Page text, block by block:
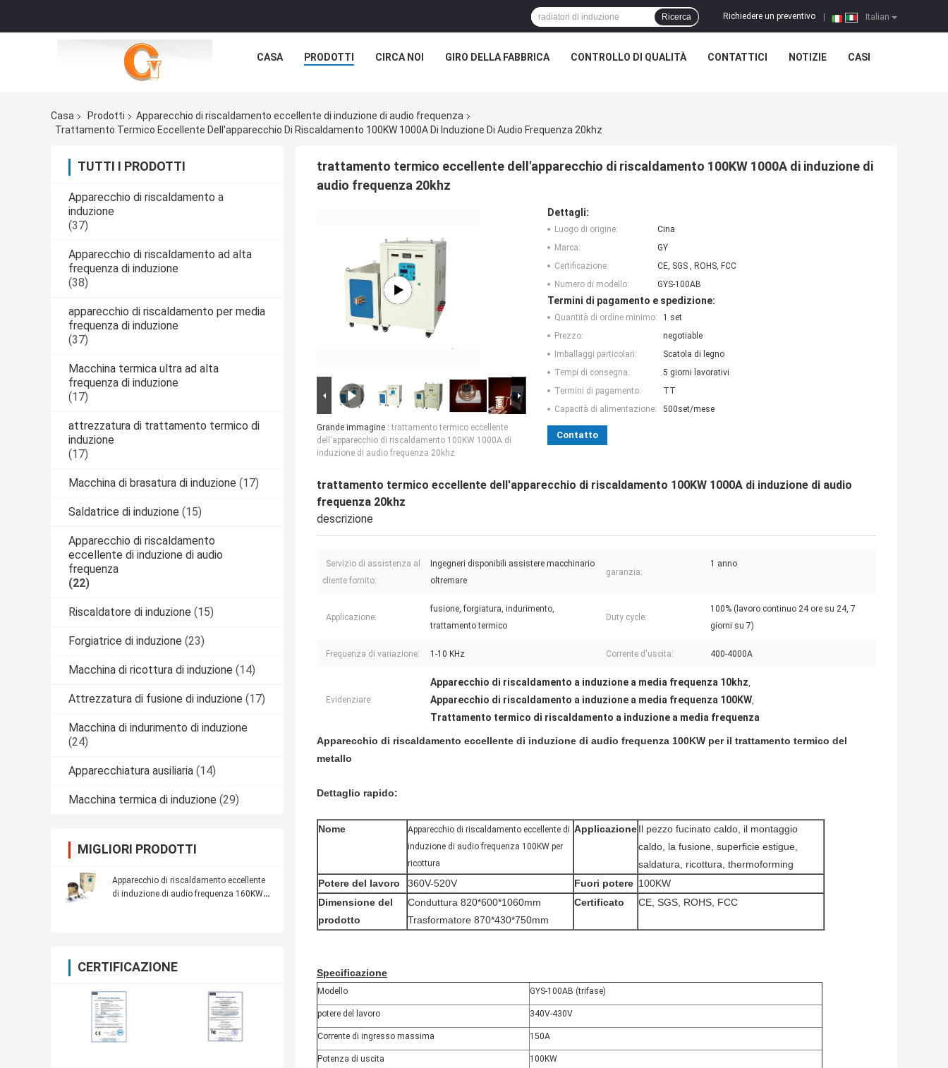
Italian
Richiedere un preventivo
Ricerca
CASA PRODOTTI CIRCA NOI GIRO DELLA FABBRICA CONTROLLO DI QUALITÀ CONTATTICI NOTIZIE CASI
Casa Prodotti
Apparecchio di riscaldamento eccellente di induzione di audio frequenza
Trattamento Termico Eccellente Dell'apparecchio Di Riscaldamento 100KW 1000A Di Induzione Di Audio Frequenza 20khz
TUTTI I PRODOTTI
Apparecchio di riscaldamento a
induzione
(37)
Apparecchio di riscaldamento ad alta
frequenza di induzione
(38)
apparecchio di riscaldamento per media
frequenza di induzione
(37)
Macchina termica ultra ad alta
frequenza di induzione
(17)
attrezzatura di trattamento termico di
induzione
(17)
Macchina di brasatura di induzione (17)
Saldatrice di induzione (15)
Apparecchio di riscaldamento
eccellente di induzione di audio
frequenza
(22)
Riscaldatore di induzione (15)
Forgiatrice di induzione (23)
Macchina di ricottura di induzione (14)
Attrezzatura di fusione di induzione (17)
Macchina di indurimento di induzione
(24)
Apparecchiatura ausiliaria (14)
Macchina termica di induzione (29)
MIGLIORI PRODOTTI
Apparecchio di riscaldamento eccellente
di induzione di audio frequenza 160KW
CERTIFICAZIONE
trattamento termico eccellente dell'apparecchio di riscaldamento 100KW 1000A di induzione di
audio frequenza 20khz
Grande immagine :trattamento termico eccellente
dell'apparecchio di riscaldamento 100KW 1000A di
induzione di audio frequenza 20khz
Dettagli:
Luogo di origine:
Cina
Marca:
GY
Certificazione:
CE, SGS , ROHS, FCC
Numero di modello:
GYS-100AB
Termini di pagamento e spedizione:
Quantità di ordine minimo:
1 set
Prezzo:
negotiable
Imballaggi particolari:
Scatola di legno
Tempi di consegna:
5 giorni lavorativi
Termini di pagamento:
TT
Capacità di alimentazione:
500set/mese
Contatto
trattamento termico eccellente dell'apparecchio di riscaldamento 100KW 1000A di induzione di audio
frequenza 20khz
descrizione
Servizio di assistenza al
cliente fornito:
Ingegneri disponibili assistere macchinario
oltremare
garanzia:
1 anno
Applicazione:
fusione, forgiatura, indurimento,
trattamento termico
Duty cycle:
100% (lavoro continuo 24 ore su 24, 7
giorni su 7)
Frequenza di variazione: 1-10 KHz Corrente d'uscita: 400-4000A
Evidenziare:
Apparecchio di riscaldamento a induzione a media frequenza 10khz
Apparecchio di riscaldamento a induzione a media frequenza 100KW
Trattamento termico di riscaldamento a induzione a media frequenza
Apparecchio di riscaldamento eccellente di induzione di audio frequenza 100KW per il trattamento termico del
metallo
Dettaglio rapido:
Nome
Apparecchio di riscaldamento eccellente di
induzione di audio frequenza 100KW per
ricottura
ApplicazioneIl pezzo fucinato caldo, il montaggio
caldo, la fusione, superficie estigue,
saldatura, ricottura, thermoforming
Potere del lavoro
360V-520V Fuori potere 100KW
Dimensione del
prodotto
Conduttura 820*600*1060mm
Trasformatore 870*430*750mm
Certificato CE, SGS, ROHS, FCC
Specificazione
Modello GYS-100AB (trifase)
potere del lavoro 340V-430V
Corrente di ingresso massima 150A
Potenza di uscita 100KW